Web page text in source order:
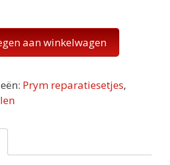
aan winkelwagen
Prym reparatiesetjes,